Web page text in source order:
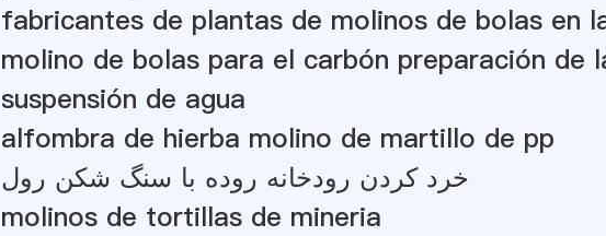
fabricantes de plantas de molinos de bolas en
molino de bolas para el carbón preparación de
suspensión de agua
alfombra de hierba molino de martillo de pp
خرد کردن رودخانه روده با سنگ شکن رول
molinos de tortillas de mineria